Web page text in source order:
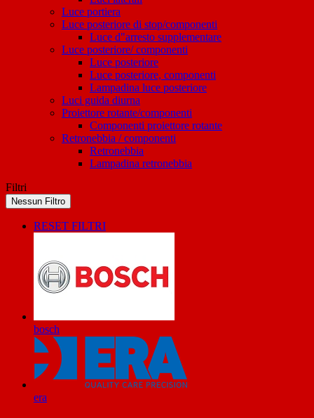
Luce portiera
Luce posteriore di stop/componenti
Luce d"arresto supplementare
Luce posteriore/ componenti
Luce posteriore
Luce posteriore, componenti
Lampadina luce posteriore
Luci guida diurna
Proiettore rotante/componenti
Componenti proiettore rotante
Retronebbia / componenti
Retronebbia
Lampadina retronebbia
Filtri
Nessun Filtro
RESET FILTRI
bosch
era